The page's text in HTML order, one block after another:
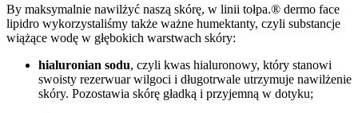
By maksymalnie nawilżyć naszą skórę, w linii tołpa.® dermo face
lipidro wykorzystaliśmy także ważne humektanty, czyli substancje
wiążące wodę w głębokich warstwach skóry:
hialuronian sodu, czyli kwas hialuronowy, który stanowi
swoisty rezerwuar wilgoci i długotrwale utrzymuje nawilżenie
skóry. Pozostawia skórę gładką i przyjemną w dotyku;